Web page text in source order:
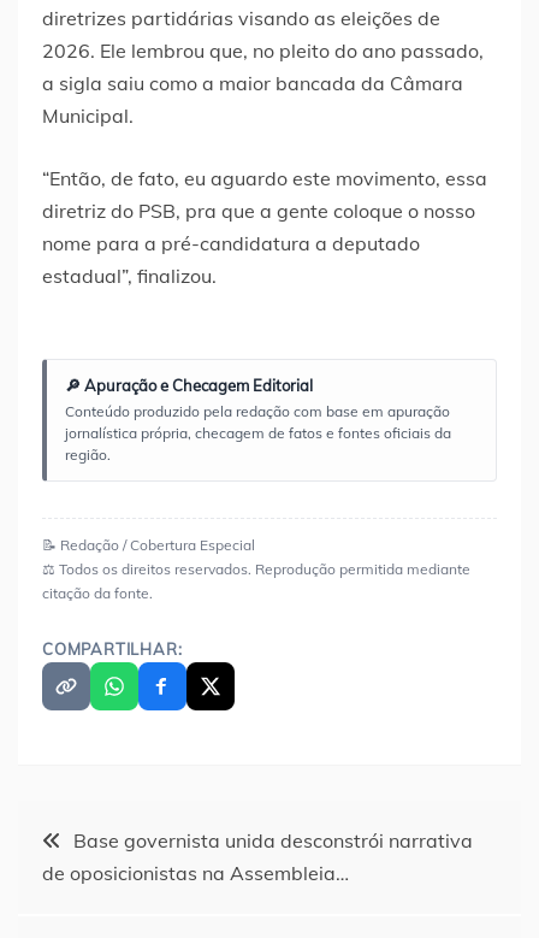
diretrizes partidárias visando as eleições de
2026. Ele lembrou que, no pleito do ano passado,
a sigla saiu como a maior bancada da Câmara
Municipal.
“Então, de fato, eu aguardo este movimento, essa
diretriz do PSB, pra que a gente coloque o nosso
nome para a pré-candidatura a deputado
estadual”, finalizou.
🔎 Apuração e Checagem Editorial
Conteúdo produzido pela redação com base em apuração
jornalística própria, checagem de fatos e fontes oficiais da
região.
📝 Redação / Cobertura Especial
⚖️ Todos os direitos reservados. Reprodução permitida mediante
citação da fonte.
COMPARTILHAR:
Navegação
Base governista unida desconstrói narrativa
de oposicionistas na Assembleia…